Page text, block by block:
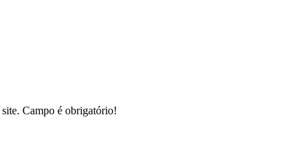
Campo é obrigatório!